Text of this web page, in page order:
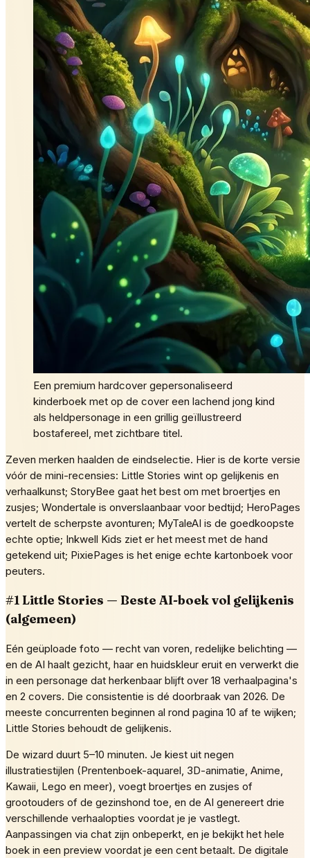
Een premium hardcover gepersonaliseerd
kinderboek met op de cover een lachend jong kind
als heldpersonage in een grillig geïllustreerd
bostafereel, met zichtbare titel.
Zeven merken haalden de eindselectie. Hier is de korte versie
vóór de mini-recensies: Little Stories wint op gelijkenis en
verhaalkunst; StoryBee gaat het best om met broertjes en
zusjes; Wondertale is onverslaanbaar voor bedtijd; HeroPages
vertelt de scherpste avonturen; MyTaleAI is de goedkoopste
echte optie; Inkwell Kids ziet er het meest met de hand
getekend uit; PixiePages is het enige echte kartonboek voor
peuters.
#1 Little Stories — Beste AI-boek vol gelijkenis
(algemeen)
Eén geüploade foto — recht van voren, redelijke belichting —
en de AI haalt gezicht, haar en huidskleur eruit en verwerkt die
in een personage dat herkenbaar blijft over 18 verhaalpagina's
en 2 covers. Die consistentie is dé doorbraak van 2026. De
meeste concurrenten beginnen al rond pagina 10 af te wijken;
Little Stories behoudt de gelijkenis.
De wizard duurt 5–10 minuten. Je kiest uit negen
illustratiestijlen (Prentenboek-aquarel, 3D-animatie, Anime,
Kawaii, Lego en meer), voegt broertjes en zusjes of
grootouders of de gezinshond toe, en de AI genereert drie
verschillende verhaalopties voordat je je vastlegt.
Aanpassingen via chat zijn onbeperkt, en je bekijkt het hele
boek in een preview voordat je een cent betaalt. De digitale